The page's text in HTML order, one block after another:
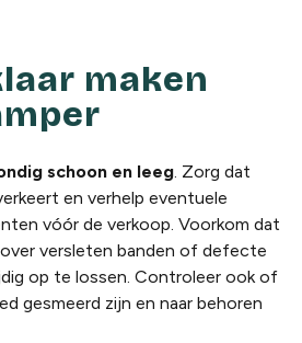
maken
schoon en leeg. Zorg dat
en verhelp eventuele
vóór de verkoop. Voorkom dat
versleten banden of defecte
op te lossen. Controleer ook of
gesmeerd zijn en naar behoren